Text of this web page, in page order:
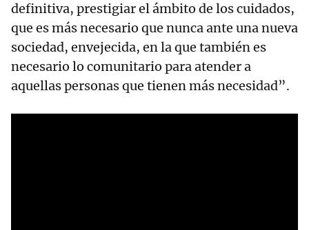
definitiva, prestigiar el ámbito de los cuidados,
que es más necesario que nunca ante una nueva
sociedad, envejecida, en la que también es
necesario lo comunitario para atender a
aquellas personas que tienen más necesidad”.